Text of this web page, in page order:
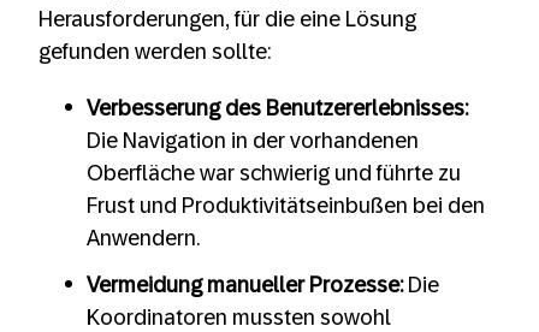
Herausforderungen, für die eine Lösung
gefunden werden sollte:
Verbesserung des Benutzererlebnisses:
Die Navigation in der vorhandenen
Oberfläche war schwierig und führte zu
Frust und Produktivitätseinbußen bei den
Anwendern.
Vermeidung manueller Prozesse:Die
Koordinatoren mussten sowohl